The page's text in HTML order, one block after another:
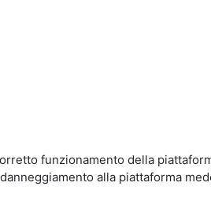
funzionamento della
alla piattaforma